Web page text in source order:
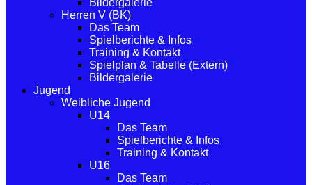
Bildergalerie
Herren V (BK)
Das Team
Spielberichte & Infos
Training & Kontakt
Spielplan & Tabelle (Extern)
Bildergalerie
Jugend
Weibliche Jugend
U14
Das Team
Spielberichte & Infos
Training & Kontakt
U16
Das Team